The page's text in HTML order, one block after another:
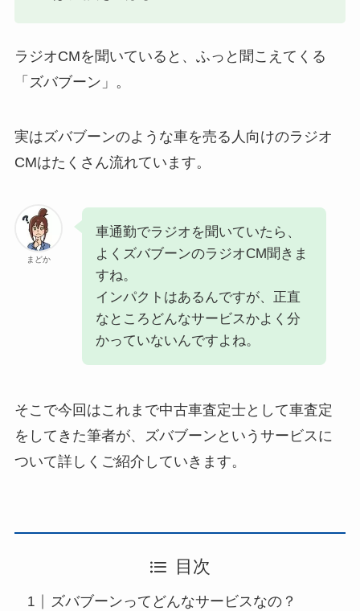
ラジオCMを聞いていると、ふっと聞こえてくる
「ズバブーン」。
実はズバブーンのような車を売る人向けのラジオ
CMはたくさん流れています。
まどか
車通勤でラジオを聞いていたら、
よくズバブーンのラジオCM聞きま
すね。
インパクトはあるんですが、正直
なところどんなサービスかよく分
かっていないんですよね。
そこで今回はこれまで中古車査定士として車査定
をしてきた筆者が、ズバブーンというサービスに
ついて詳しくご紹介していきます。
目次
ズバブーンってどんなサービスなの？